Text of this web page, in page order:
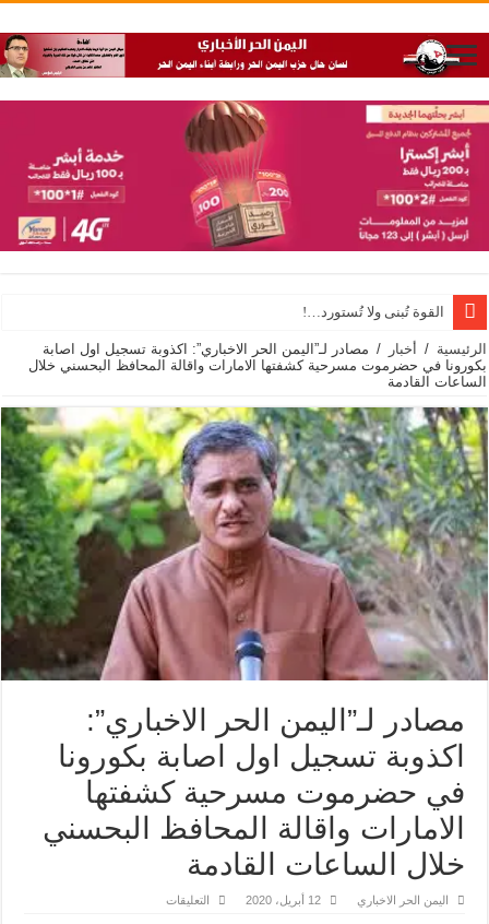
القوة تُبنى ولا تُستورد…!
الرئيسية / أخبار / مصادر لـ”اليمن الحر الاخباري”: اكذوبة تسجيل اول اصابة
بكورونا في حضرموت مسرحية كشفتها الامارات واقالة المحافظ البحسني خلال
الساعات القادمة
مصادر لـ”اليمن الحر الاخباري”:
اكذوبة تسجيل اول اصابة بكورونا
في حضرموت مسرحية كشفتها
الامارات واقالة المحافظ البحسني
خلال الساعات القادمة
اليمن الحر الاخباري 12 أبريل، 2020 التعليقات